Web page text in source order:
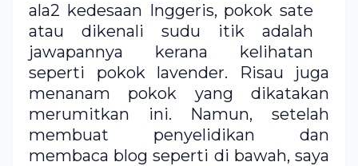
ala2 kedesaan Inggeris, pokok sate
atau dikenali sudu itik adalah
jawapannya kerana kelihatan
seperti pokok lavender. Risau juga
menanam pokok yang dikatakan
merumitkan ini. Namun, setelah
membuat penyelidikan dan
membaca blog seperti di bawah, saya